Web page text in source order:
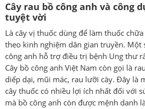
Cây rau bồ công anh và công
tuyệt vời
Là cây vị thuốc dùng để làm thuốc
theo kinh nghiệm dân gian truyền. Một
công anh hỗ trợ điều trị bệnh Ung thư
Cây bồ công anh Việt Nam còn gọi là
diếp dại, mũi mác, rau lưỡi cày. Đây là
cây thuốc có nhiều lợi ích nhất đối với
mà bồ công anh còn được mệnh danh